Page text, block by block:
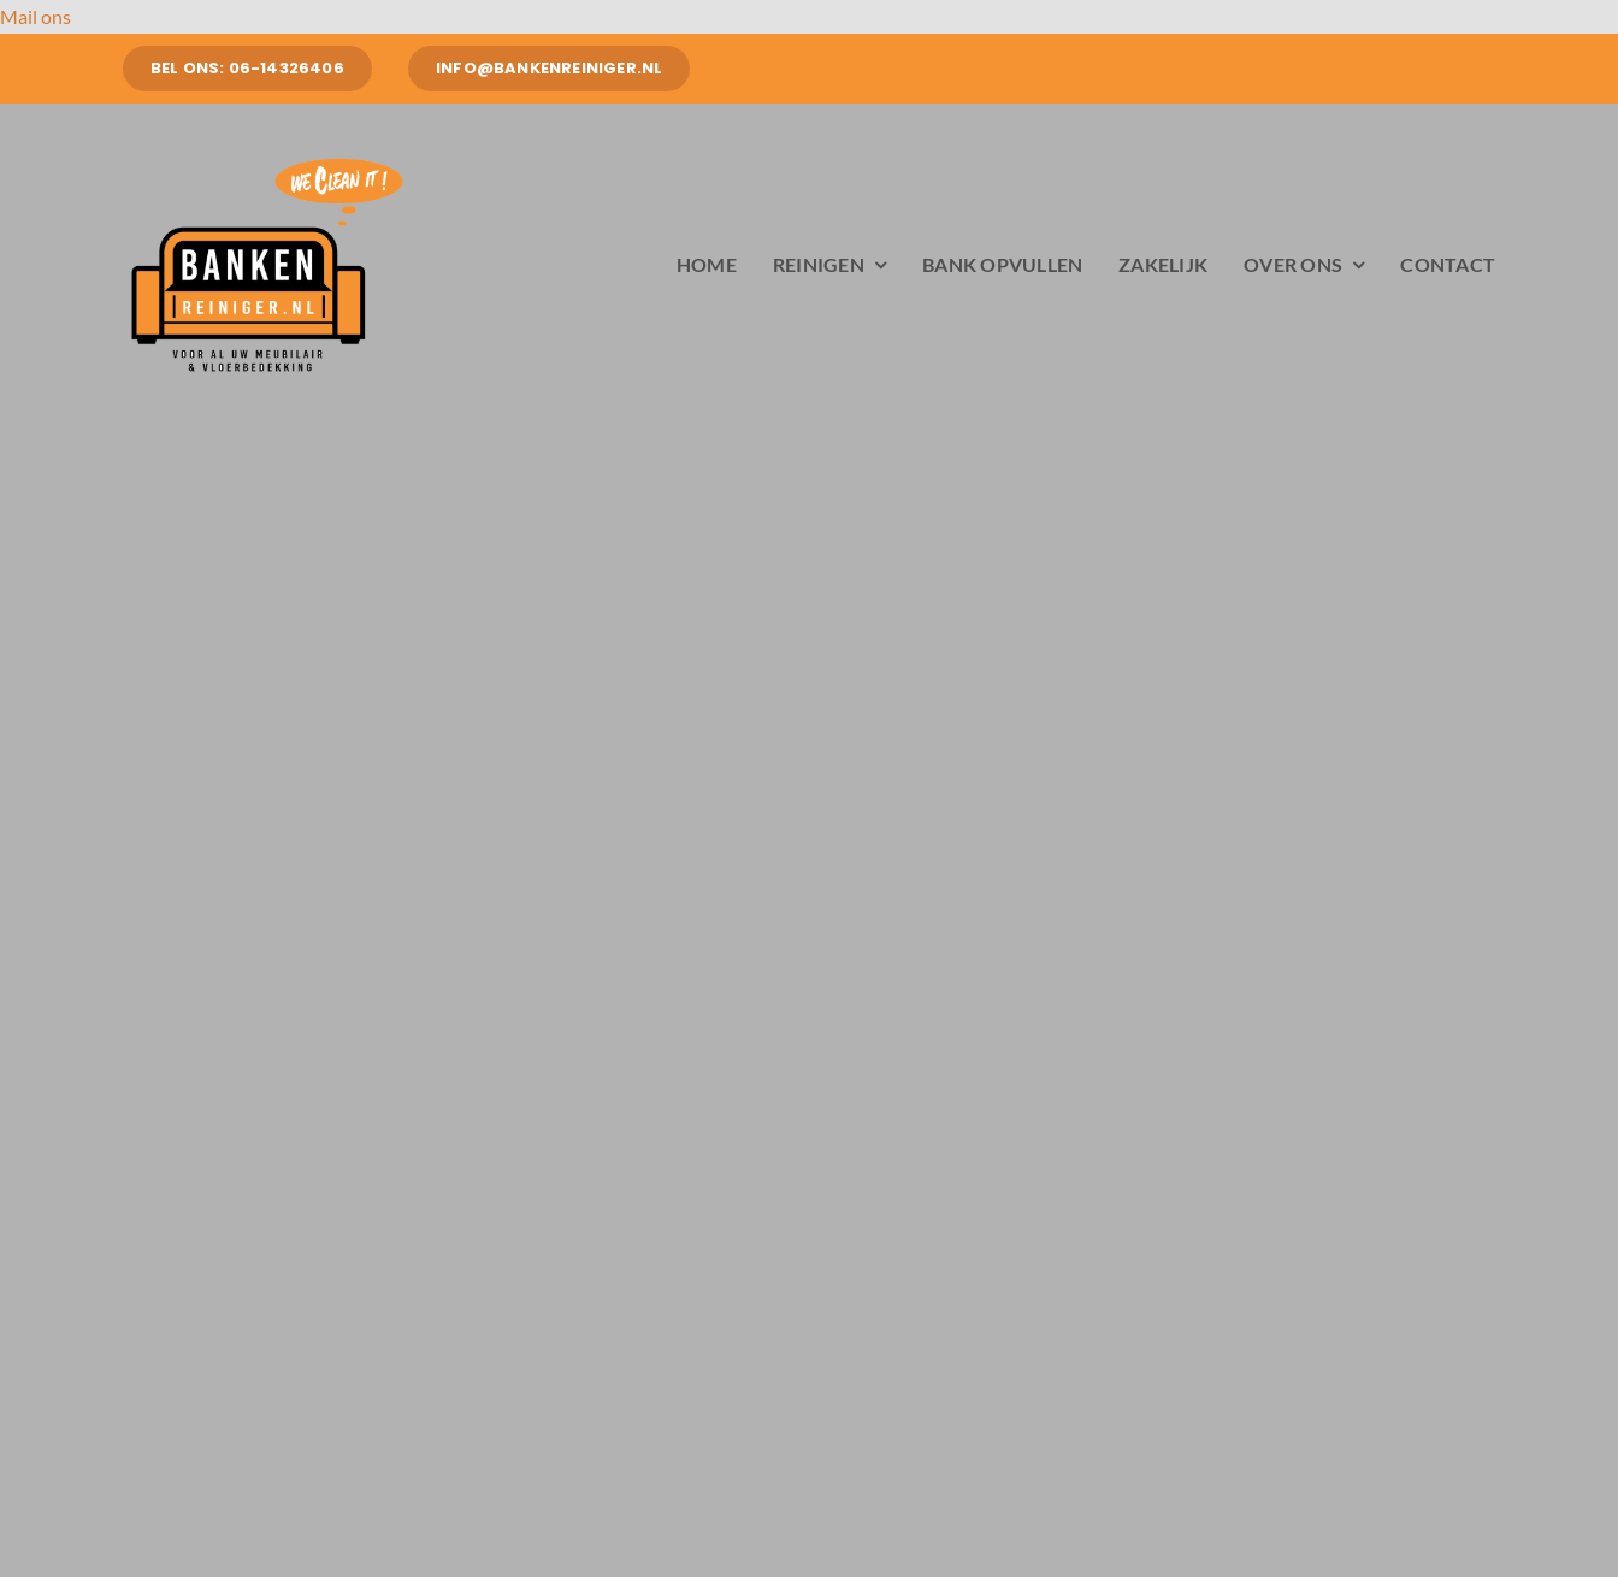
Mail onsGa
inhoud
BEL ONS: 06-14326406 INFO@BANKENREINIGER.NL
HOME REINIGEN BANK OPVULLEN ZAKELIJK OVER ONS CONTACT